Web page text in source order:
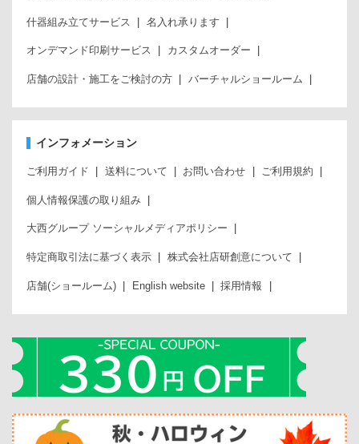
什器組み立てサービス 名入れ承ります
オンデマンド印刷サービス カスタムオーダー
店舗の設計・施工をご検討の方 バーチャルショールーム
インフォメーション
ご利用ガイド 送料について お問い合わせ ご利用規約
個人情報保護の取り組み
大西グループ ソーシャルメディアポリシー
特定商取引法に基づく表示 株式会社店研創意について
店舗(ショールーム) English website 採用情報